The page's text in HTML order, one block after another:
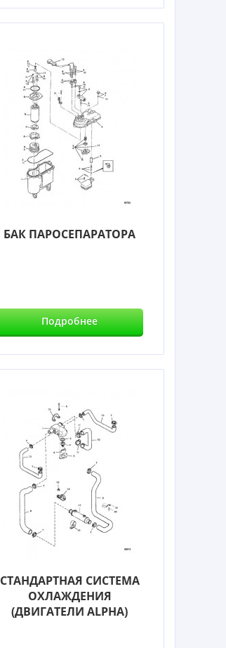
БАК ПАРОСЕПАРАТОРА
Подробнее
СТАНДАРТНАЯ СИСТЕМА
ОХЛАЖДЕНИЯ
(ДВИГАТЕЛИ ALPHA)